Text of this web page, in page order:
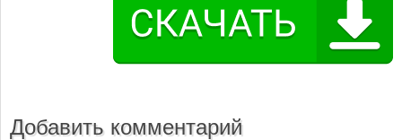
Добавить комментарий